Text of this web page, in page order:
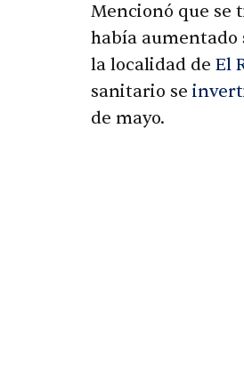
Mencionó que se
había aumentado
la localidad de El
sanitario se
de mayo.